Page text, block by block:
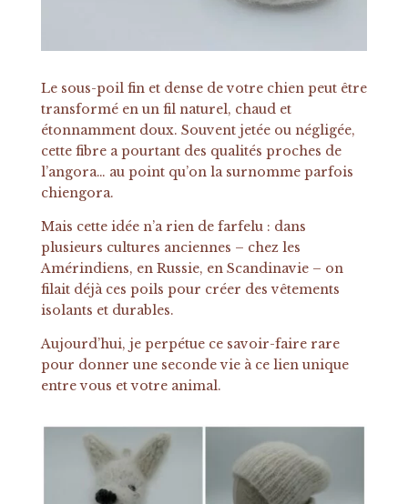
Le sous-poil fin et dense de votre chien peut être
transformé en un fil naturel, chaud et
étonnamment doux. Souvent jetée ou négligée,
cette fibre a pourtant des qualités proches de
l’angora… au point qu’on la surnomme parfois
chiengora.
Mais cette idée n’a rien de farfelu : dans
plusieurs cultures anciennes – chez les
Amérindiens, en Russie, en Scandinavie – on
filait déjà ces poils pour créer des vêtements
isolants et durables.
Aujourd’hui, je perpétue ce savoir-faire rare
pour donner une seconde vie à ce lien unique
entre vous et votre animal.